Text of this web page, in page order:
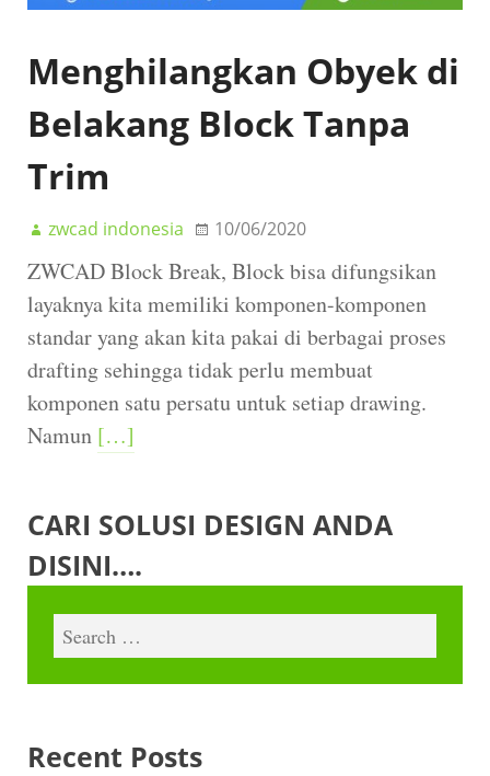
Menghilangkan Obyek di
Belakang Block Tanpa
Trim
zwcad indonesia 10/06/2020
ZWCAD Block Break, Block bisa difungsikan
layaknya kita memiliki komponen-komponen
standar yang akan kita pakai di berbagai proses
drafting sehingga tidak perlu membuat
komponen satu persatu untuk setiap drawing.
Namun […]
CARI SOLUSI DESIGN ANDA
DISINI….
Recent Posts